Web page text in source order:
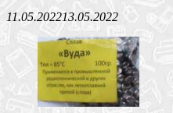
11.05.202213.05.2022